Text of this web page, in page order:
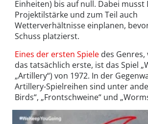
Einheiten) bis auf null. Dabei musst
Projektilstärke und zum Teil auch
Wetterverhältnisse einplanen,
Schuss platzierst.
Eines der ersten Spiele des
das tatsächlich erste, ist das Spiel
„Artillery“) von 1972. In der
Artillery-Spielreihen sind unter
Birds“, „Frontschweine“ und